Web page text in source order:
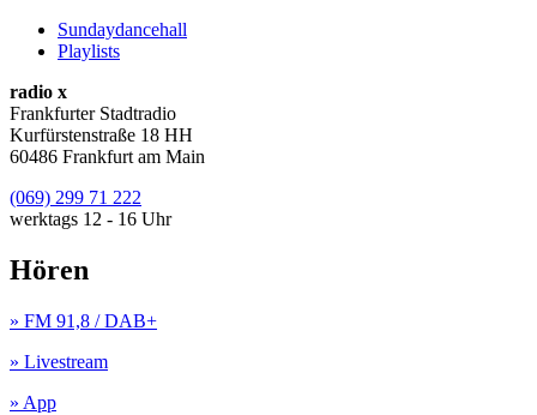
Sundaydancehall
Playlists
radio x
Frankfurter Stadtradio
Kurfürstenstraße 18 HH
60486 Frankfurt am Main
(069) 299 71 222
werktags 12 - 16 Uhr
Hören
» FM 91,8 / DAB+
» Livestream
» App